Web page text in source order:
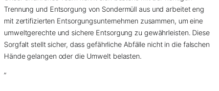
Trennung und Entsorgung von Sondermüll aus und arbeitet eng
mit zertifizierten Entsorgungsunternehmen zusammen, um eine
umweltgerechte und sichere Entsorgung zu gewährleisten. Diese
Sorgfalt stellt sicher, dass gefährliche Abfälle nicht in die falschen
Hände gelangen oder die Umwelt belasten.
”